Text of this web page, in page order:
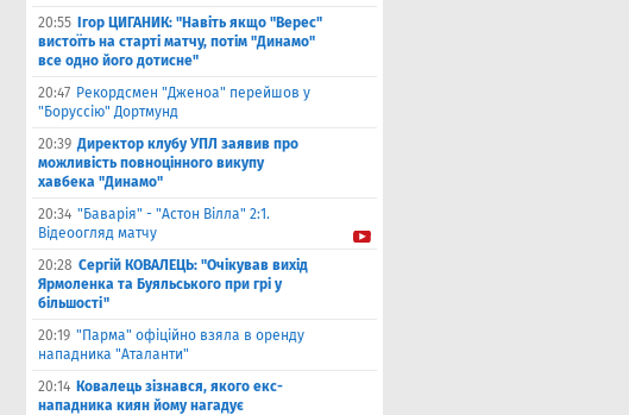
20:55
Ігор ЦИГАНИК: "Навіть якщо "Верес"
вистоїть на старті матчу, потім "Динамо"
все одно його дотисне"
20:47 Рекордсмен "Дженоа" перейшов у
"Боруссію" Дортмунд
20:39 Директор клубу УПЛ заявив про
можливість повноцінного викупу
хавбека "Динамо"
20:34 "Баварія" - "Астон Вілла" 2:1.
Відеоогляд матчу
20:28 Сергій КОВАЛЕЦЬ: "Очікував вихід
Ярмоленка та Буяльського при грі у
більшості"
20:19 "Парма" офіційно взяла в оренду
нападника "Аталанти"
20:14 Ковалець зізнався, якого екс-
нападника киян йому нагадує